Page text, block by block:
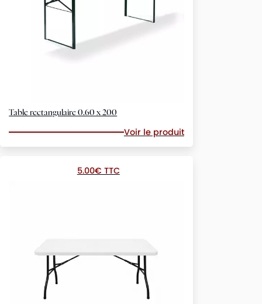
Table rectangulaire 0.60 x 200
Voir le produit
5.00€ TTC